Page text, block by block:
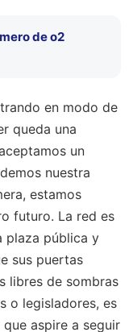
de o2
en modo de
queda una
un
nuestra
estamos
futuro. La red es
plaza pública y
sus puertas
libres de sombras
o legisladores, es
aspire a seguir